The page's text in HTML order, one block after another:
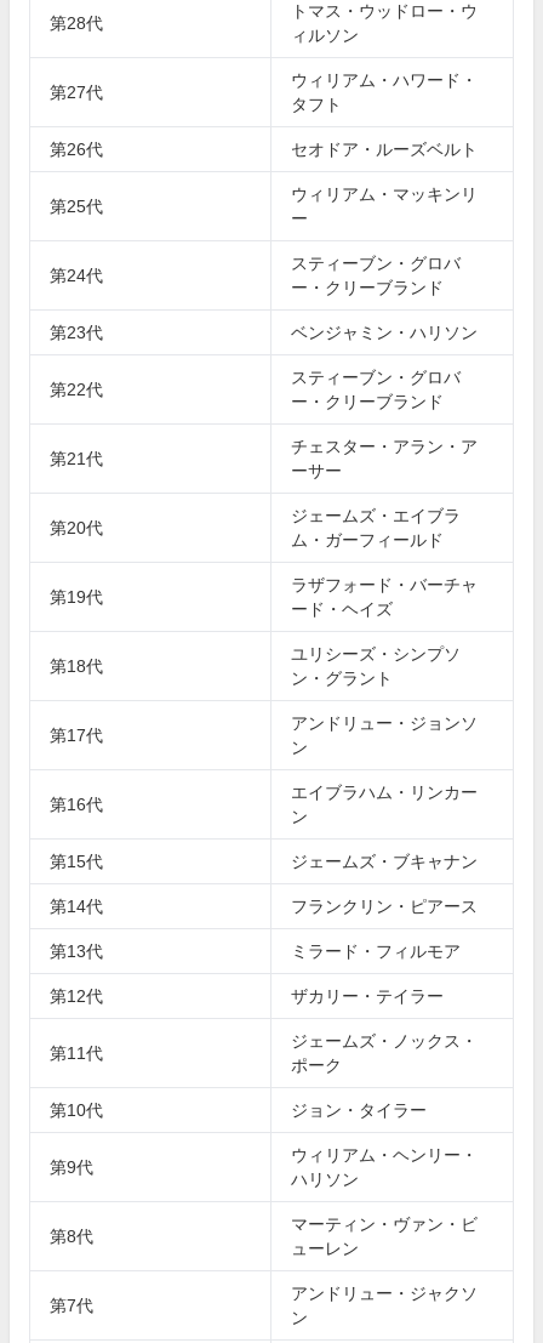
第28代
トマス・ウッドロー・ウ
ィルソン
第27代
ウィリアム・ハワード・
タフト
第26代 セオドア・ルーズベルト
第25代
ウィリアム・マッキンリ
ー
第24代
スティーブン・グロバ
ー・クリーブランド
第23代 ベンジャミン・ハリソン
第22代
スティーブン・グロバ
ー・クリーブランド
第21代
チェスター・アラン・ア
ーサー
第20代
ジェームズ・エイブラ
ム・ガーフィールド
第19代
ラザフォード・バーチャ
ード・ヘイズ
第18代
ユリシーズ・シンプソ
ン・グラント
第17代
アンドリュー・ジョンソ
ン
第16代
エイブラハム・リンカー
ン
第15代 ジェームズ・ブキャナン
第14代 フランクリン・ピアース
第13代 ミラード・フィルモア
第12代 ザカリー・テイラー
第11代
ジェームズ・ノックス・
ポーク
第10代 ジョン・タイラー
第9代
ウィリアム・ヘンリー・
ハリソン
第8代
マーティン・ヴァン・ビ
ューレン
第7代
アンドリュー・ジャクソ
ン